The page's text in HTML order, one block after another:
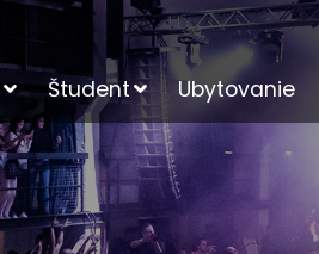
Študent Ubytovanie